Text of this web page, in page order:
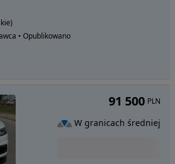
• Opublikowano
91 500 PLN
W granicach średniej